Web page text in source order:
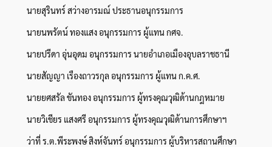
นายสุรินทร์ สว่างอารมณ์ ประธานอนุกรรมการ
นายนพรัตน์ ทองแสง อนุกรรมการ ผู้แทน กศจ.
นายปรีดา อุ่นอุดม อนุกรรมการ นายอำเภอเมืองอุบลราชธานี
นายสัญญา เรืองถาวรกุล อนุกรรมการ ผู้แทน ก.ค.ศ.
นายยศสรัล ขันทอง อนุกรรมการ ผู้ทรงคุณวุฒิด้านกฎหมาย
นายวิเชียร แสงศรี อนุกรรมการ ผู้ทรงคุณวุฒิด้านการศึกษาฯ
ว่าที่ ร.ต.พีระพงษ์ สิงห์จันทร์ อนุกรรมการ ผู้บริหารสถานศึกษา